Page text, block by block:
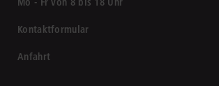
Kontaktformular
Anfahrt